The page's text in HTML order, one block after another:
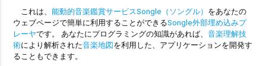
これは、能動的音楽鑑賞サービスSongle（ソングル） をあなたの
ウェブページで簡単に利用することができるSongle外部埋め込みプ
レーヤです。 あなたにプログラミングの知識があれば、音楽理解技
術により解析された音楽地図を利用した、アプリケーションを開発す
ることもできます。